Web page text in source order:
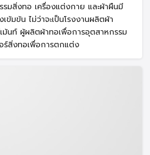
มสิ่งทอ เครื่องแต่งกาย และผ้าผืนมี
ข้มข้น ไม่ว่าจะเป็นโรงงานผลิตผ้า
ม้นท์ ผู้ผลิตผ้าทอเพื่อการอุตสาหกรรม
ร์สิ่งทอเพื่อการตกแต่ง